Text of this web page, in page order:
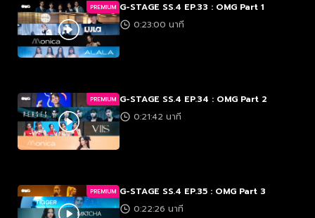
PREMIUM G-STAGE SS.4 EP.33 : OMG Part 1
0:23:00 นาที
PREMIUM G-STAGE SS.4 EP.34 : OMG Part 2
0:21:42 นาที
PREMIUM G-STAGE SS.4 EP.35 : OMG Part 3
0:22:26 นาที